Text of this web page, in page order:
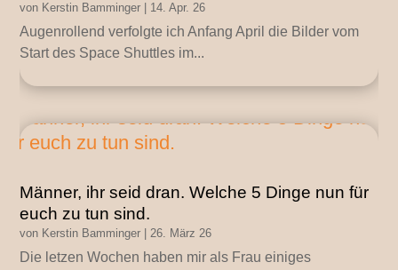
von Kerstin Bamminger 14. Apr. 26
Augenrollend verfolgte ich Anfang April die Bilder vom
Start des Space Shuttles im...
Männer, ihr seid dran. Welche 5 Dinge nun für
euch zu tun sind.
von Kerstin Bamminger |26. März 26
Die letzen Wochen haben mir als Frau einiges